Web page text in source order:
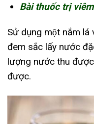
Bài thuốc trị
Sử dụng một nắm lá
đem sắc lấy nước
lượng nước thu
được.